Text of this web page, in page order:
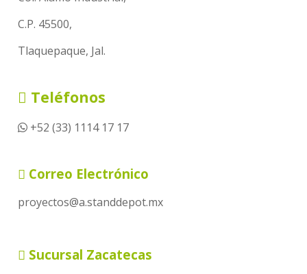
C.P. 45500,
Tlaquepaque, Jal.
Teléfonos
+52 (33) 1114 17 17
Correo Electrónico
proyectos@a.standdepot.mx
Sucursal Zacatecas